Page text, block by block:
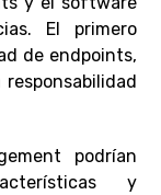
El primero
de endpoints,
podrían
y